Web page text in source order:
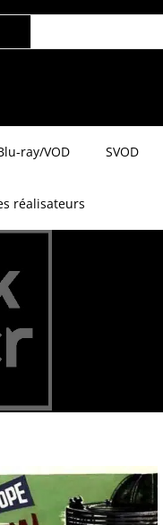
ray/VOD SVOD
réalisateurs